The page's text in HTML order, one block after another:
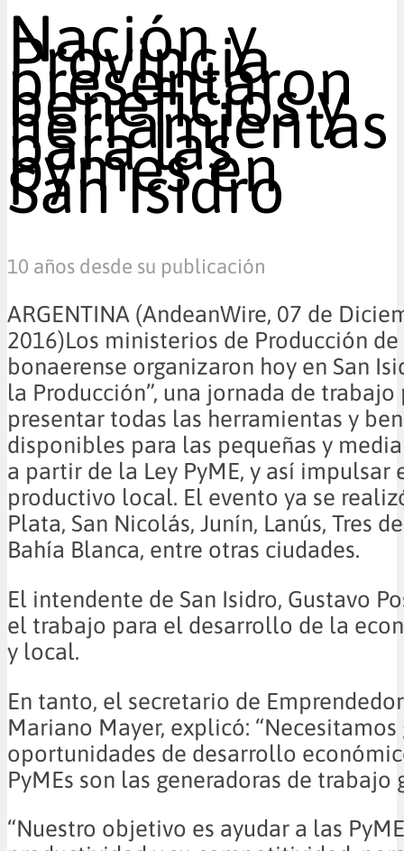
Nación y
Provincia
presentaron
beneficios y
herramientas
para las
pymes en
San Isidro
10 años desde su publicación
ARGENTINA (AndeanWire, 07 de
2016)Los ministerios de Producción
bonaerense organizaron hoy en San
la Producción”, una jornada de trabajo
presentar todas las herramientas y
disponibles para las pequeñas y
a partir de la Ley PyME, y así impulsar
productivo local. El evento ya se
Plata, San Nicolás, Junín, Lanús, Tres
Bahía Blanca, entre otras ciudades.
El intendente de San Isidro, Gustavo
el trabajo para el desarrollo de la
y local.
En tanto, el secretario de
Mariano Mayer, explicó: “Necesitamos
oportunidades de desarrollo
PyMEs son las generadoras de trabajo
“Nuestro objetivo es ayudar a las